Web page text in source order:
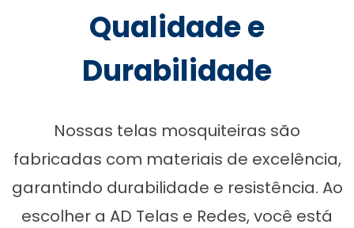
Qualidade e
Durabilidade
Nossas telas mosquiteiras são
fabricadas com materiais de excelência,
garantindo durabilidade e resistência. Ao
escolher a AD Telas e Redes, você está